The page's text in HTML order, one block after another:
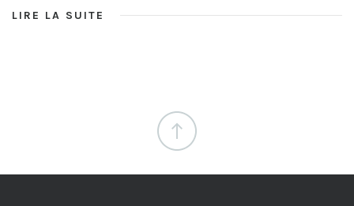
LIRE LA SUITE